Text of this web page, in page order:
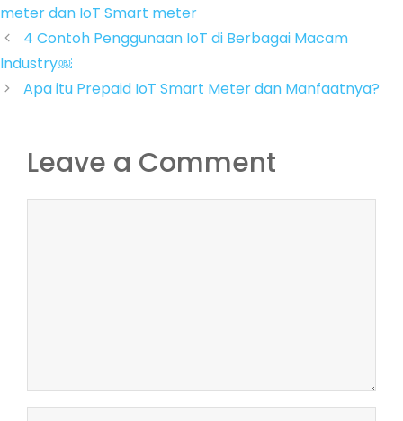
meter dan IoT Smart meter
4 Contoh Penggunaan IoT di Berbagai Macam
Industry￼
Apa itu Prepaid IoT Smart Meter dan Manfaatnya?
Leave a Comment